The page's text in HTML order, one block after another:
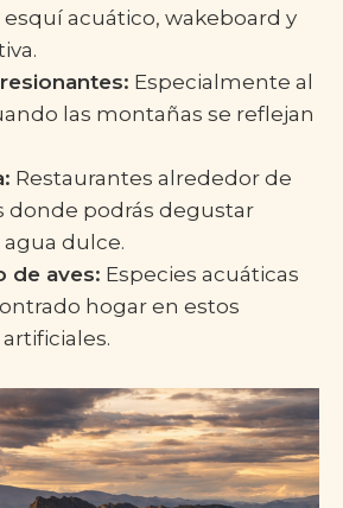
esquí acuático, wakeboard y
Especialmente al
las montañas se reflejan
Restaurantes alrededor de
donde podrás degustar
dulce.
de aves: Especies acuáticas
hogar en estos